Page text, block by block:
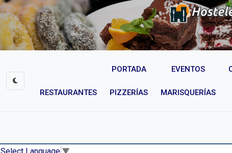
PORTADA EVENTOS
RESTAURANTES PIZZERÍAS MARISQUERÍAS